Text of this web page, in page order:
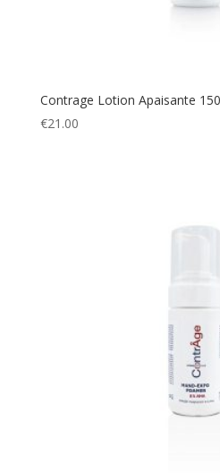
Contrage Lotion Apaisante
€21.00